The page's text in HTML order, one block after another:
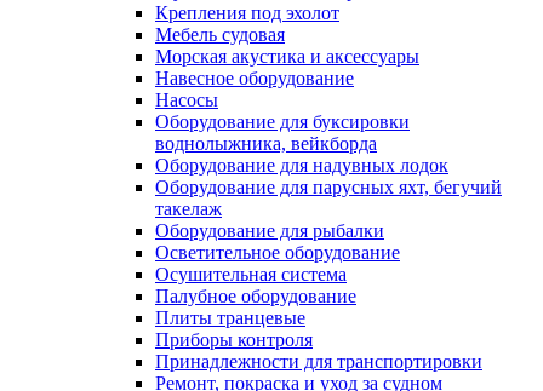
Крепления под эхолот
Мебель судовая
Морская акустика и аксессуары
Навесное оборудование
Насосы
Оборудование для буксировки
воднолыжника, вейкборда
Оборудование для надувных лодок
Оборудование для парусных яхт, бегучий
такелаж
Оборудование для рыбалки
Осветительное оборудование
Осушительная система
Палубное оборудование
Плиты транцевые
Приборы контроля
Принадлежности для транспортировки
Ремонт, покраска и уход за судном